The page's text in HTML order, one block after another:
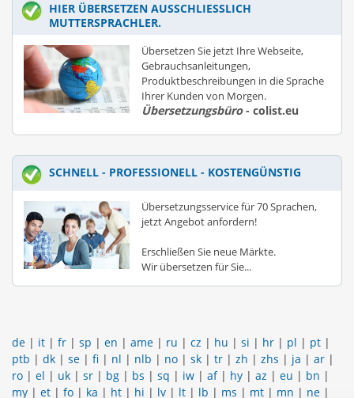
HIER ÜBERSETZEN AUSSCHLIESSLICH M
UTTERSPRACHLER.
Übersetzen Sie jetzt Ihre Webseite,
Gebrauchsanleitungen,
Produktbeschreibungen in die Sprache
Ihrer Kunden von Morgen.
Übersetzungsbüro- colist.eu
SCHNELL - PROFESSIONELL - KOSTENGÜNSTIG
Übersetzungsservice für 70 Sprachen,
jetzt Angebot anfordern!
Erschließen Sie neue Märkte.
Wir übersetzen für Sie...
de | it | fr | sp | en | ame | ru | cz | hu | si | hr | pl | pt |
ptb | dk | se | fi | nl | nlb | no | sk | tr | zh | zhs | ja | ar |
ro | el | uk | sr | bg | bs | sq | iw | af| hy | az | eu | bn |
my | et | fo | ka | ht | hi | lv | lt | lb | ms | mt | mn | ne |